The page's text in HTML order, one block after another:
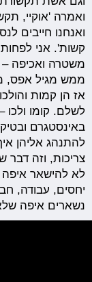
ואמרה 'אוקיי,
ואנחנו חייבים
קשות'. אני
משטרה ואכיפה –
ממש מגיל אפס,
אז הן קמות
לשלם. קומו ולכו
באינסטגרם
להתנהג אליהן
צריכות, וזה דבר
לא להישאר
יחסים, עבודה,
נשארים איפה